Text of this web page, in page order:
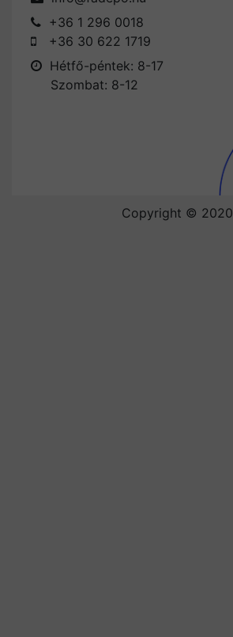
+36 1 296 0018
+36 30 622 1719
Hétfő-péntek: 8-17
Szombat: 8-12
Copyright © 2020